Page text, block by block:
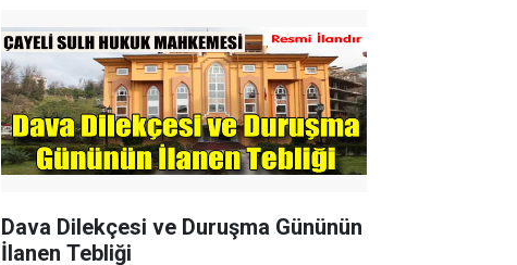
Dava Dilekçesi ve Duruşma Gününün
İlanen Tebliği